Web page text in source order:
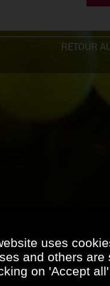
RETOUR
uses
and others
on 'Accept